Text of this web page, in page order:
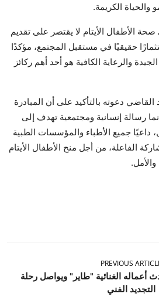
الكريمة.
الأطفال الأيتام لا يقتصر على تقديم
حقيقيًا في مستقبل المجتمع، مؤكدًا
والرعاية الكافية هو أحد أهم ركائز
دعوته بالتأكيد على أن المبادرة
رسالة إنسانية ومجتمعية تهدف إلى
داعيًا جميع الأطباء والمؤسسات الطبية
الفاعلة، من أجل منح الأطفال الأيتام
PREVIOUS
أعماله الغنائية "طاير" ويواصل رحلة
التجديد الفني